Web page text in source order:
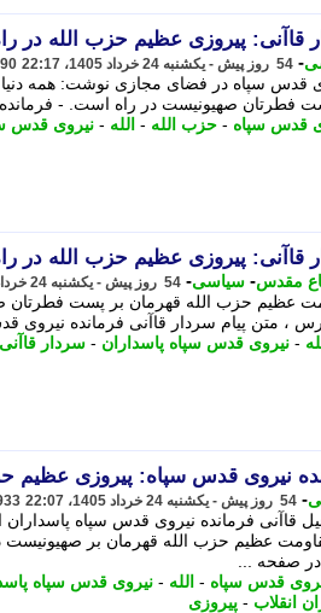
قاآنی: پیروزی عظیم حزب الله در
- 54 روز پیش - یکشنبه 24 خرداد 1405، 22:17
قدس سپاه در فضای مجازی نوشت: همه دنیا
فطرتان صهیونیست در راه است. -
قدس سپاه - حزب الله - الله - نیروی قدس
قاآنی: پیروزی عظیم حزب الله در
مقدس- سیاسی- 54 روز پیش - یکشنبه 24 خرداد 1405، 22:10
عظیم حزب الله قهرمان بر پست فطرتان
، متن پیام سردار قاآنی فرمانده نیروی
- نیروی قدس سپاه پاسداران - سردار قاآنی
نیروی قدس سپاه: پیروزی عظیم
- 54 روز پیش - یکشنبه 24 خرداد 1405، 22:07
قاآنی فرمانده نیروی قدس سپاه پاسداران
عظیم حزب الله قهرمان بر
صفحه ...
قدس سپاه - الله - نیروی قدس سپاه
انقلاب - پیروزی